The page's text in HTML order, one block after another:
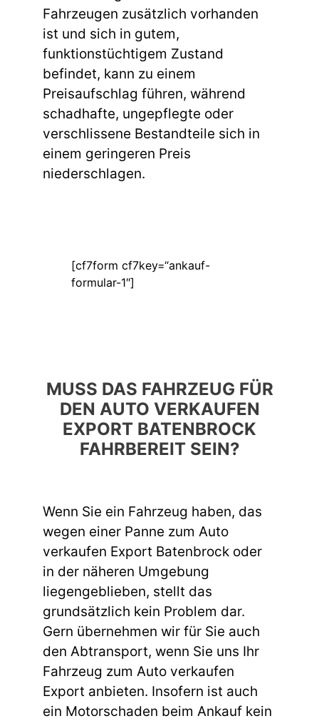
Fahrzeugen zusätzlich vorhanden
ist und sich in gutem,
funktionstüchtigem Zustand
befindet, kann zu einem
Preisaufschlag führen, während
schadhafte, ungepflegte oder
verschlissene Bestandteile sich in
einem geringeren Preis
niederschlagen.
[cf7form cf7key=“ankauf-
formular-1″]
MUSS DAS FAHRZEUG FÜR
DEN AUTO VERKAUFEN
EXPORT BATENBROCK
FAHRBEREIT SEIN?
Wenn Sie ein Fahrzeug haben, das
wegen einer Panne zum Auto
verkaufen Export Batenbrock oder
in der näheren Umgebung
liegengeblieben, stellt das
grundsätzlich kein Problem dar.
Gern übernehmen wir für Sie auch
den Abtransport, wenn Sie uns Ihr
Fahrzeug zum Auto verkaufen
Export anbieten. Insofern ist auch
ein Motorschaden beim Ankauf kein